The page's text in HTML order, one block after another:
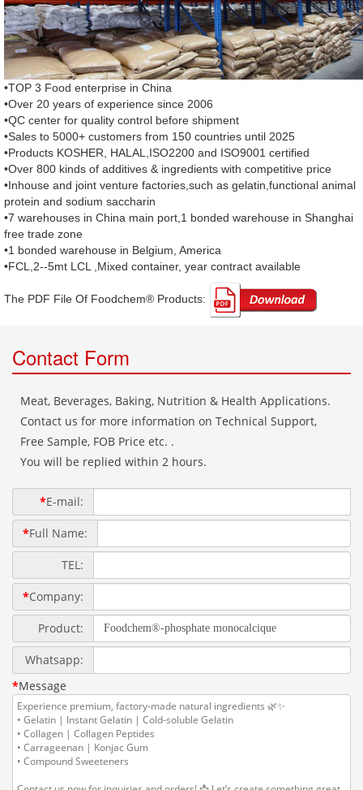
•TOP 3 Food enterprise in China
•Over 20 years of experience since 2006
•QC center for quality control before shipment
•Sales to 5000+ customers from 150 countries until 2025
•Products KOSHER, HALAL,ISO2200 and ISO9001 certified
•Over 800 kinds of additives & ingredients with competitive price
•Inhouse and joint venture factories,such as gelatin,functional animal
protein and sodium saccharin
•7 warehouses in China main port,1 bonded warehouse in Shanghai
free trade zone
•1 bonded warehouse in Belgium, America
•FCL,2--5mt LCL ,Mixed container, year contract available
The PDF File Of Foodchem® Products: